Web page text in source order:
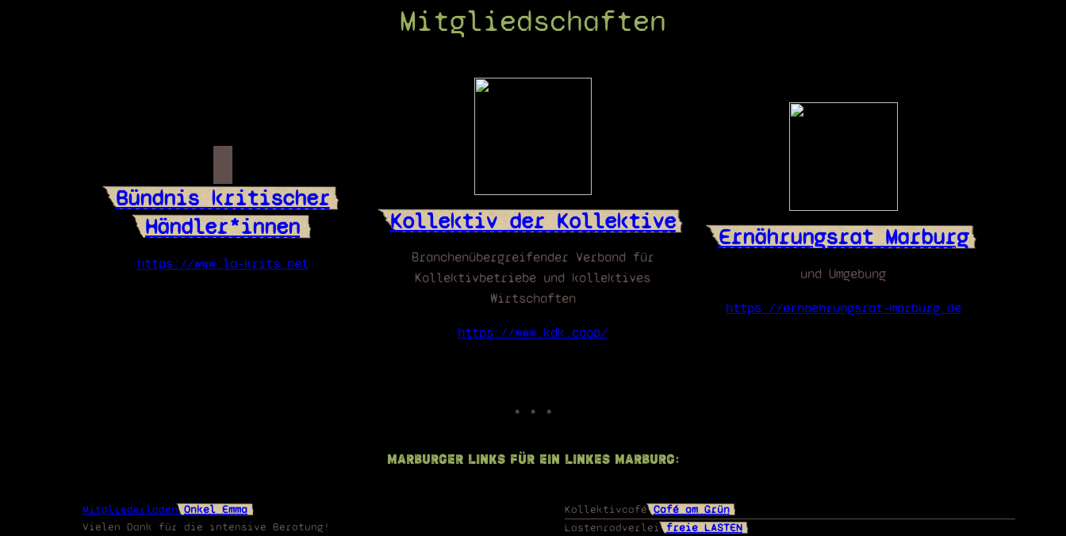
Mitgliedschaften
Bündnis kritischer
Händler*innen
https://www.la-krits.net
Kollektiv der Kollektive
Branchenübergreifender Verband für
Kollektivbetriebe und kollektives
Wirtschaften
https://www.kdk.coop/
Ernährungsrat Marburg
und Umgebung
https://ernaehrungsrat-marburg.de
Marburger Links für ein linkes Marburg:
Mitgliederladen Onkel Emma
Vielen Dank für die intensive Beratung!
KollektivcaféCafé am Grün
Lastenradverlei freie LASTEN